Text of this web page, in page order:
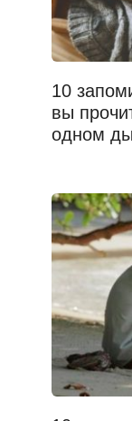
10
вы
одном